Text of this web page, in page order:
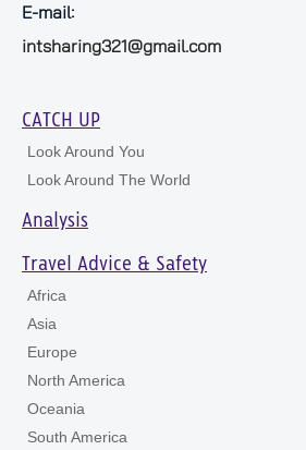
E-mail:
intsharing321@gmail.com
CATCH UP
Look Around You
Look Around The World
Analysis
Travel Advice & Safety
Africa
Asia
Europe
North America
Oceania
South America